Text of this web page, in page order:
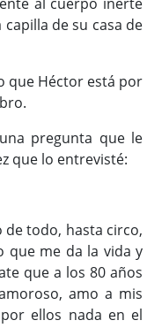
al cuerpo inerte
de su casa de
que Héctor está por
pregunta que le
que lo entrevisté:
de todo, hasta circo,
que me da la vida y
que a los 80 años
amo a mis
ellos nada en el